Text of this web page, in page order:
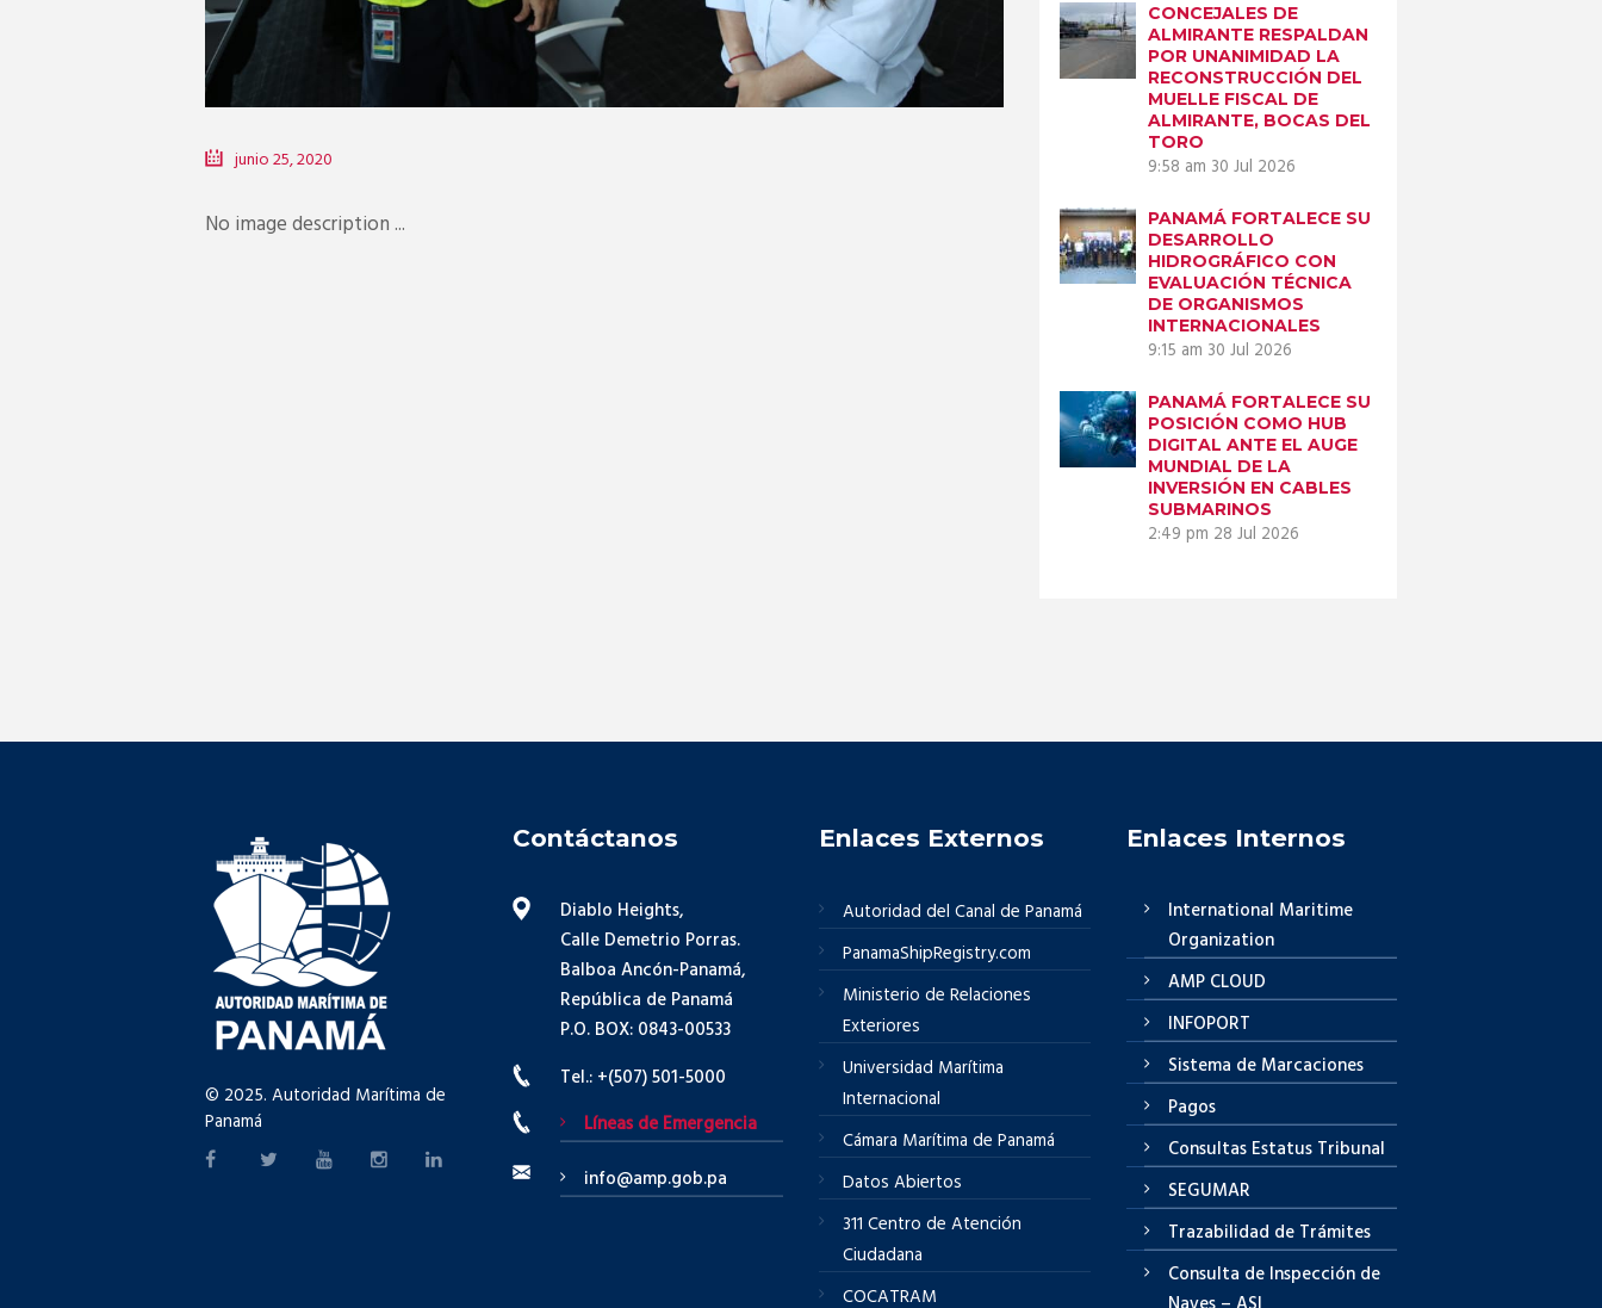
junio 25, 2020
No image description ...
CONCEJALES DE
ALMIRANTE RESPALDAN
POR UNANIMIDAD LA
RECONSTRUCCIÓN DEL
MUELLE FISCAL DE
ALMIRANTE, BOCAS DEL
TORO
9:58 am 30 Jul 2026
PANAMÁ FORTALECE SU
DESARROLLO
HIDROGRÁFICO CON
EVALUACIÓN TÉCNICA
DE ORGANISMOS
INTERNACIONALES
9:15 am 30 Jul 2026
PANAMÁ FORTALECE SU
POSICIÓN COMO HUB
DIGITAL ANTE EL AUGE
MUNDIAL DE LA
INVERSIÓN EN CABLES
SUBMARINOS
2:49 pm 28 Jul 2026
© 2025. Autoridad Marítima de
Panamá
Contáctanos
Diablo Heights,
Calle Demetrio Porras.
Balboa Ancón-Panamá,
República de Panamá
P.O. BOX: 0843-00533
Tel.: +(507) 501-5000
Líneas de Emergencia
info@amp.gob.pa
Enlaces Externos
Autoridad del Canal de Panamá
PanamaShipRegistry.com
Ministerio de Relaciones
Exteriores
Universidad Marítima
Internacional
Cámara Marítima de Panamá
Datos Abiertos
311 Centro de Atención
Ciudadana
COCATRAM
Enlaces Internos
International Maritime
Organization
AMP CLOUD
INFOPORT
Sistema de Marcaciones
Pagos
Consultas Estatus Tribunal
SEGUMAR
Trazabilidad de Trámites
Consulta de Inspección de